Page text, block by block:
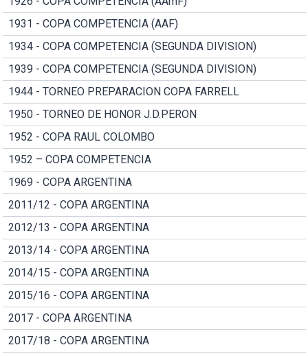
1931 - COPA COMPETENCIA (AAF)
1934 - COPA COMPETENCIA (SEGUNDA DIVISION)
1939 - COPA COMPETENCIA (SEGUNDA DIVISION)
1944 - TORNEO PREPARACION COPA FARRELL
1950 - TORNEO DE HONOR J.D.PERON
1952 - COPA RAUL COLOMBO
1952 – COPA COMPETENCIA
1969 - COPA ARGENTINA
2011/12 - COPA ARGENTINA
2012/13 - COPA ARGENTINA
2013/14 - COPA ARGENTINA
2014/15 - COPA ARGENTINA
2015/16 - COPA ARGENTINA
2017 - COPA ARGENTINA
2017/18 - COPA ARGENTINA